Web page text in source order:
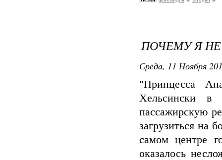
ПОЧЕМУ Я
Среда, 11 Ноября
"Принцесса
Хельсински
пассажирскую
загрузиться на
самом центре
оказалось